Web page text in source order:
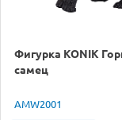
Фигурка KONIK
самец
AMW2001